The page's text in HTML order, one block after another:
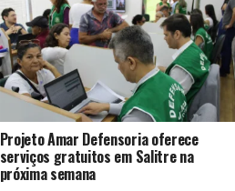
Projeto Amar Defensoria oferece
serviços gratuitos em Salitre na
próxima semana